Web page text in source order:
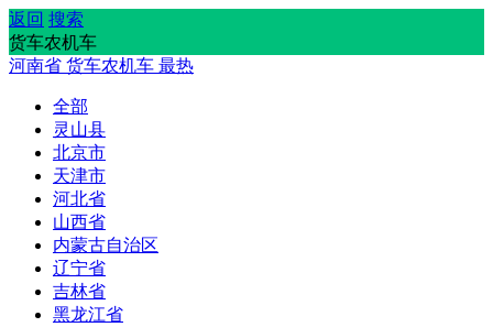
返回 搜索
货车农机车
河南省 货车农机车 最热
全部
灵山县
北京市
天津市
河北省
山西省
内蒙古自治区
辽宁省
吉林省
黑龙江省